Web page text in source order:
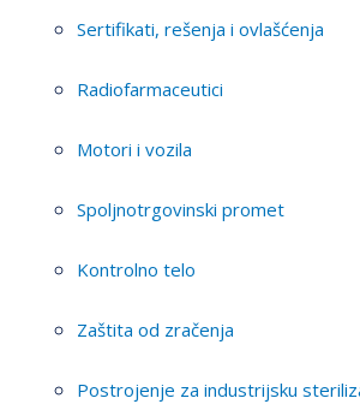
Sertifikati, rešenja i ovlašćenja
Radiofarmaceutici
Motori i vozila
Spoljnotrgovinski promet
Kontrolno telo
Zaštita od zračenja
Postrojenje za industrijsku